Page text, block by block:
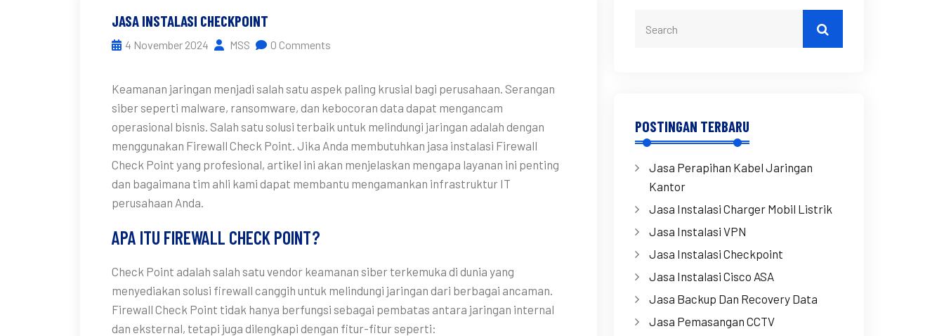
JASA INSTALASI CHECKPOINT
4 November 2024 MSS 0 Comments
Keamanan jaringan menjadi salah satu aspek paling krusial bagi perusahaan. Serangan
siber seperti malware, ransomware, dan kebocoran data dapat mengancam
operasional bisnis. Salah satu solusi terbaik untuk melindungi jaringan adalah dengan
menggunakan Firewall Check Point. Jika Anda membutuhkan jasa instalasi Firewall
Check Point yang profesional, artikel ini akan menjelaskan mengapa layanan ini penting
dan bagaimana tim ahli kami dapat membantu mengamankan infrastruktur IT
perusahaan Anda.
APA ITU FIREWALL CHECK POINT?
Check Point adalah salah satu vendor keamanan siber terkemuka di dunia yang
menyediakan solusi firewall canggih untuk melindungi jaringan dari berbagai ancaman.
Firewall Check Point tidak hanya berfungsi sebagai pembatas antara jaringan internal
dan eksternal, tetapi juga dilengkapi dengan fitur-fitur seperti:
POSTINGAN TERBARU
Jasa Perapihan Kabel Jaringan
Kantor
Jasa Instalasi Charger Mobil Listrik
Jasa Instalasi VPN
Jasa Instalasi Checkpoint
Jasa Instalasi Cisco ASA
Jasa Backup Dan Recovery Data
Jasa Pemasangan CCTV